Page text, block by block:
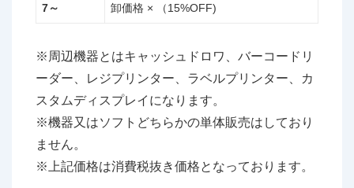
7～ 卸価格 × （15%OFF)
※周辺機器とはキャッシュドロワ、バーコードリ
ーダー、レジプリンター、ラベルプリンター、カ
スタムディスプレイになります。
※機器又はソフトどちらかの単体販売はしており
ません。
※上記価格は消費税抜き価格となっております。